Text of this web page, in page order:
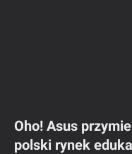
Oho! Asus
polski rynek